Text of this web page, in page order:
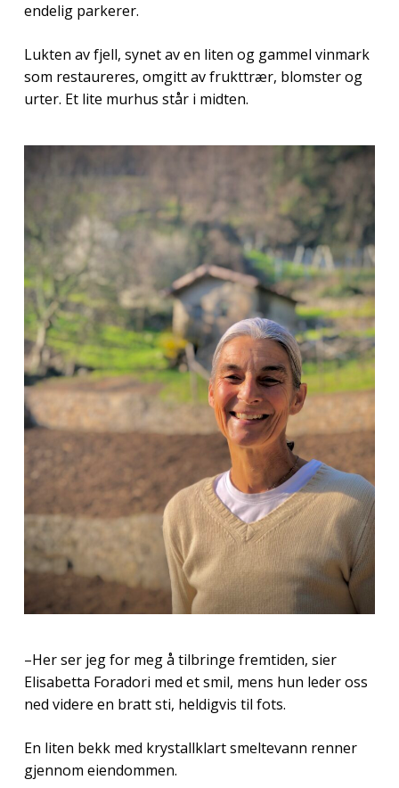
endelig parkerer.
Lukten av fjell, synet av en liten og gammel vinmark
som restaureres, omgitt av frukttrær, blomster og
urter. Et lite murhus står i midten.
–Her ser jeg for meg å tilbringe fremtiden, sier
Elisabetta Foradori med et smil, mens hun leder oss
ned videre en bratt sti, heldigvis til fots.
En liten bekk med krystallklart smeltevann renner
gjennom eiendommen.